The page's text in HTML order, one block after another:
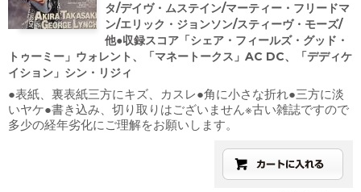
タ/デイヴ・ムステイン/マーティー・フリードマ
ン/エリック・ジョンソン/スティーヴ・モーズ/
他●収録スコア「シェア・フィールズ・グッド・
トゥーミー」ウォレント、「マネートークス」AC DC、「デディケ
イション」シン・リジィ
●表紙、裏表紙三方にキズ、カスレ●角に小さな折れ●三方に淡
いヤケ●書き込み、切り取りはございません※古い雑誌ですので
多少の経年劣化にご理解をお願いします。